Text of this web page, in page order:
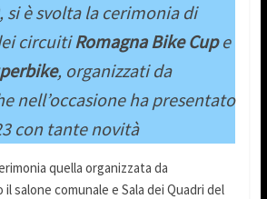
si è svolta la cerimonia di
circuitiRomagna Bike Cupe
, organizzati da
nell’occasione ha presentato
con tante novità
quella organizzata da
il salone comunale e Sala dei Quadri del